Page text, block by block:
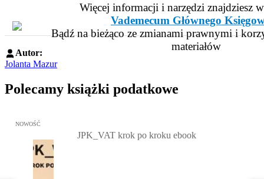
Więcej informacji i narzędzi znajdziesz
Vademecum Głównego
Bądź na bieżąco ze zmianami prawnymi i
materiałów
Autor:
Jolanta Mazur
Polecamy książki podatkowe
Przejdź do: JPK_VAT krok po kroku ebook, Patrycja Kubiesa -
NOWOŚĆ
JPK_VAT krok po kroku ebook